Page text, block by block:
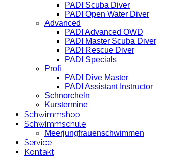
PADI Scuba Diver
PADI Open Water Diver
Advanced
PADI Advanced OWD
PADI Master Scuba Diver
PADI Rescue Diver
PADI Specials
Profi
PADI Dive Master
PADI Assistant Instructor
Schnorcheln
Kurstermine
Schwimmshop
Schwimmschule
Meerjungfrauenschwimmen
Service
Kontakt